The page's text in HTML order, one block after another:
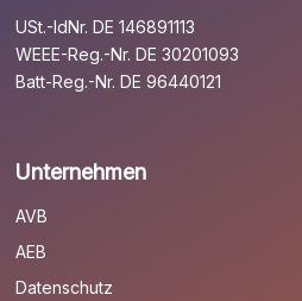
USt.-IdNr. DE 146891113
WEEE-Reg.-Nr. DE 30201093
Batt-Reg.-Nr. DE 96440121
Unternehmen
AVB
AEB
Datenschutz